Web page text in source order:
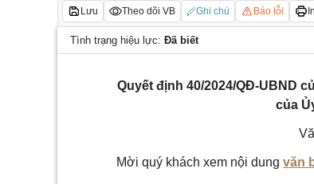
Lưu Theo dõi VB Ghi chú Báo lỗi In
Tình trạng hiệu lực: Đã biết
Quyết định 40/2024/QĐ-UBND
của
Mời quý khách xem nội dung văn